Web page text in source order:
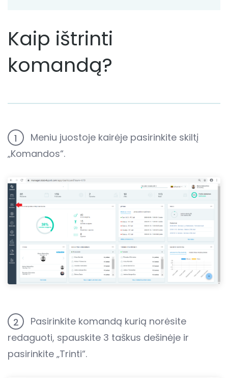
Kaip ištrinti
komandą?
1
Meniu juostoje kairėje pasirinkite skiltį
„Komandos“.
2
Pasirinkite komandą kurią norėsite
redaguoti, spauskite 3 taškus dešinėje ir
pasirinkite „Trinti“.